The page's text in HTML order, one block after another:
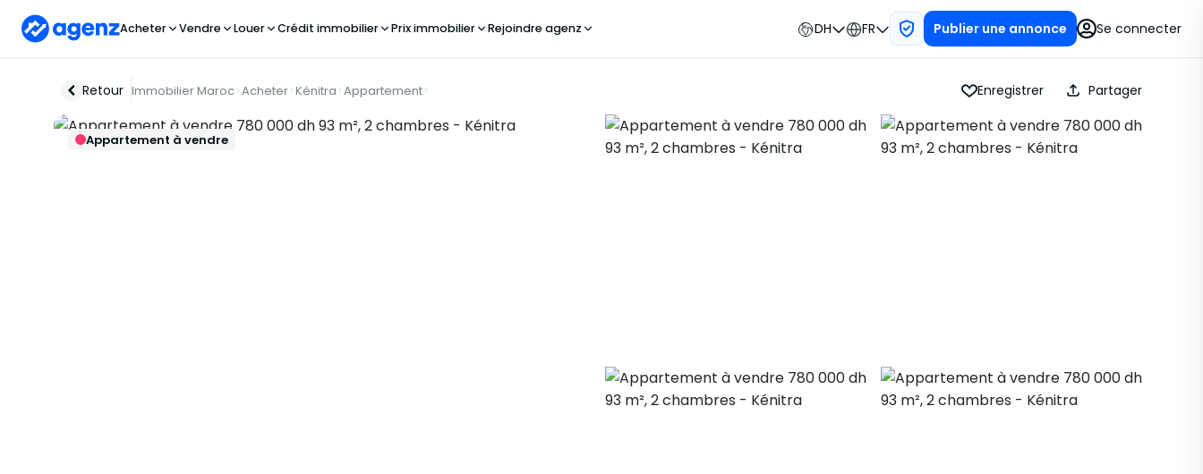
Acheter Vendre Louer Crédit immobilier Prix immobilier Rejoindre agenz DH FR Publier une annonce Se connecter
Retour Immobilier Maroc Acheter Kénitra Appartement Enregistrer Partager
Appartement à vendre